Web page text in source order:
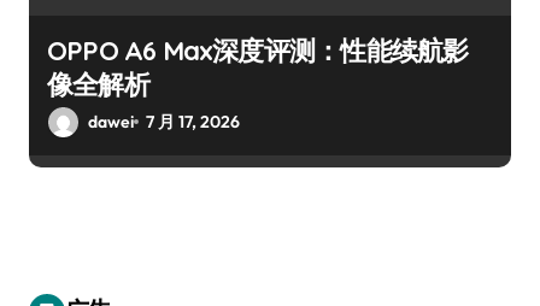
OPPO A6 Max深度评测：性能续航影
像全解析
dawei 7 月 17, 2026